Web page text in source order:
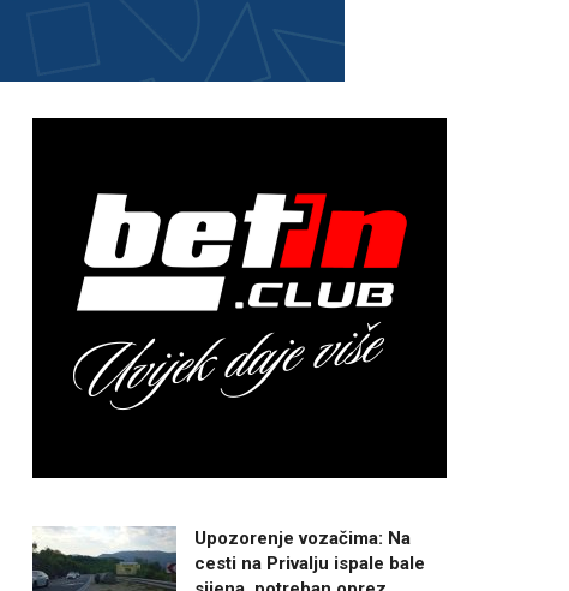
Upozorenje vozačima: Na
cesti na Privalju ispale bale